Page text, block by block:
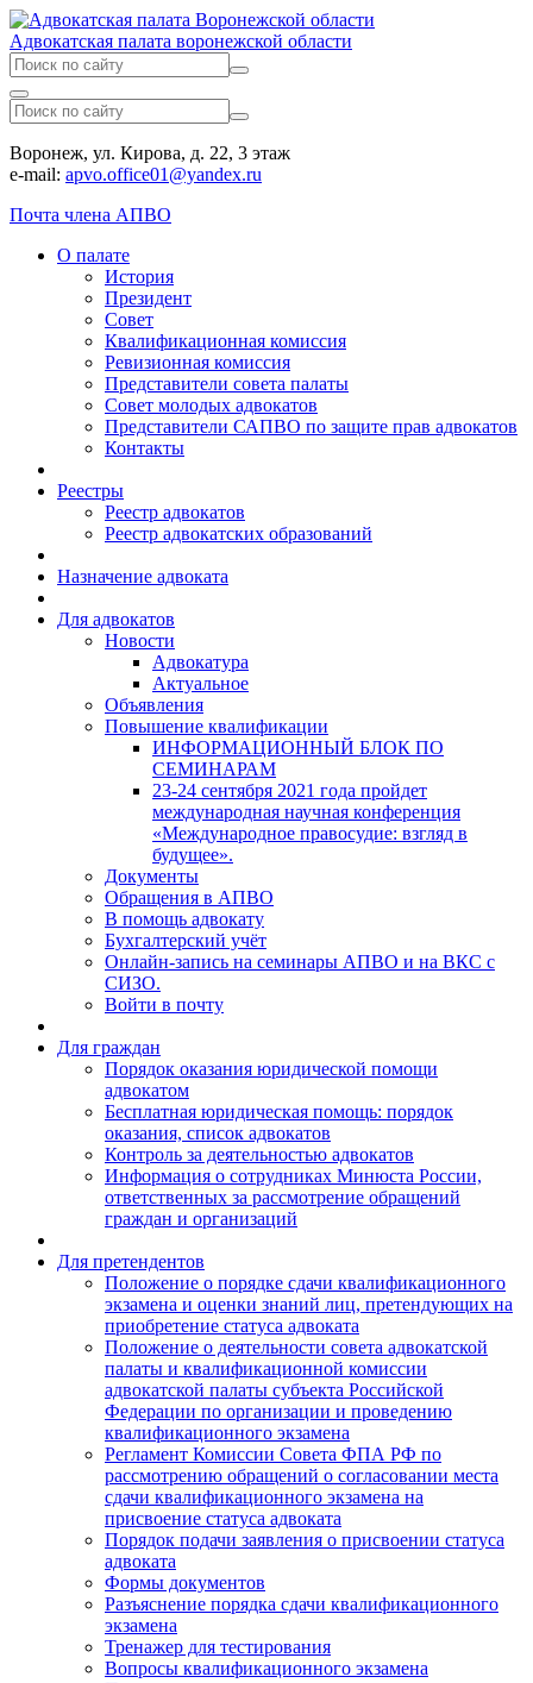
Адвокатская палата воронежской области
Воронеж, ул. Кирова, д. 22, 3 этаж
e-mail: apvo.office01@yandex.ru
Почта члена АПВО
О палате
История
Президент
Совет
Квалификационная комиссия
Ревизионная комиссия
Представители совета палаты
Совет молодых адвокатов
Представители САПВО по защите прав адвокатов
Контакты
Реестры
Реестр адвокатов
Реестр адвокатских образований
Назначение адвоката
Для адвокатов
Новости
Адвокатура
Актуальное
Объявления
Повышение квалификации
ИНФОРМАЦИОННЫЙ БЛОК ПО
СЕМИНАРАМ
23-24 сентября 2021 года пройдет
международная научная конференция
«Международное правосудие: взгляд в
будущее».
Документы
Обращения в АПВО
В помощь адвокату
Бухгалтерский учёт
Онлайн-запись на семинары АПВО и на ВКС с
СИЗО.
Войти в почту
Для граждан
Порядок оказания юридической помощи
адвокатом
Бесплатная юридическая помощь: порядок
оказания, список адвокатов
Контроль за деятельностью адвокатов
Информация о сотрудниках Минюста России,
ответственных за рассмотрение обращений
граждан и организаций
Для претендентов
Положение о порядке сдачи квалификационного
экзамена и оценки знаний лиц, претендующих на
приобретение статуса адвоката
Положение о деятельности совета адвокатской
палаты и квалификационной комиссии
адвокатской палаты субъекта Российской
Федерации по организации и проведению
квалификационного экзамена
Регламент Комиссии Совета ФПА РФ по
рассмотрению обращений о согласовании места
сдачи квалификационного экзамена на
присвоение статуса адвоката
Порядок подачи заявления о присвоении статуса
адвоката
Формы документов
Разъяснение порядка сдачи квалификационного
экзамена
Тренажер для тестирования
Вопросы квалификационного экзамена